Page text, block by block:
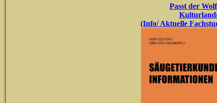
Passt der
(Info/ Aktuelle